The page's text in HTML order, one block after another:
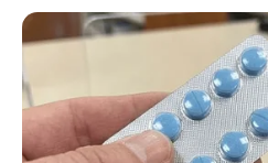
Flugsimulatoren in
abheben: Simulatorflüge
einem F16-Kampfjet.
den Traum vom Fliegen
erfüllen. Vorkenntnisse
auch als Schlechtwetter-